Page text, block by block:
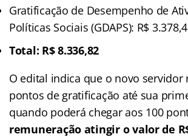
Gratificação de Desempenho de
Políticas Sociais (GDAPS): R$
Total: R$ 8.336,82
O edital indica que o novo servidor
pontos de gratificação até sua
quando poderá chegar aos 100
remuneração atingir o valor de